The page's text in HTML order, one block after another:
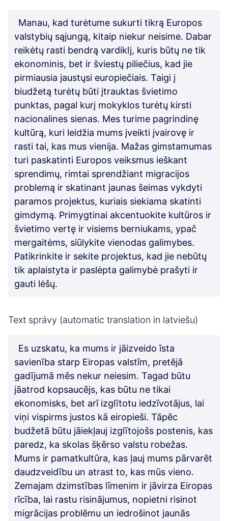
Manau, kad turėtume sukurti tikrą Europos
valstybių sąjungą, kitaip niekur neisime. Dabar
reikėtų rasti bendrą vardiklį, kuris būtų ne tik
ekonominis, bet ir šviestų piliečius, kad jie
pirmiausia jaustųsi europiečiais. Taigi į
biudžetą turėtų būti įtrauktas švietimo
punktas, pagal kurį mokyklos turėtų kirsti
nacionalines sienas. Mes turime pagrindinę
kultūrą, kuri leidžia mums įveikti įvairovę ir
rasti tai, kas mus vienija. Mažas gimstamumas
turi paskatinti Europos veiksmus ieškant
sprendimų, rimtai sprendžiant migracijos
problemą ir skatinant jaunas šeimas vykdyti
paramos projektus, kuriais siekiama skatinti
gimdymą. Primygtinai akcentuokite kultūros ir
švietimo vertę ir visiems berniukams, ypač
mergaitėms, siūlykite vienodas galimybes.
Patikrinkite ir sekite projektus, kad jie nebūtų
tik aplaistyta ir paslėpta galimybė prašyti ir
gauti lėšų.
Text správy (automatic translation in latviešu)
Es uzskatu, ka mums ir jāizveido īsta
savienība starp Eiropas valstīm, pretējā
gadījumā mēs nekur neiesim. Tagad būtu
jāatrod kopsaucējs, kas būtu ne tikai
ekonomisks, bet arī izglītotu iedzīvotājus, lai
viņi vispirms justos kā eiropieši. Tāpēc
budžetā būtu jāiekļauj izglītojošs postenis, kas
paredz, ka skolas šķērso valstu robežas.
Mums ir pamatkultūra, kas ļauj mums pārvarēt
daudzveidību un atrast to, kas mūs vieno.
Zemajam dzimstības līmenim ir jāvirza Eiropas
rīcība, lai rastu risinājumus, nopietni risinot
migrācijas problēmu un iedrošinot jaunās